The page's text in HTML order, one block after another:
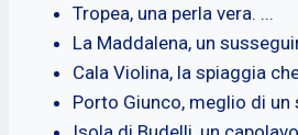
Tropea, una perla vera. ...
La Maddalena, un
Cala Violina, la spiaggia
Porto Giunco, meglio di un